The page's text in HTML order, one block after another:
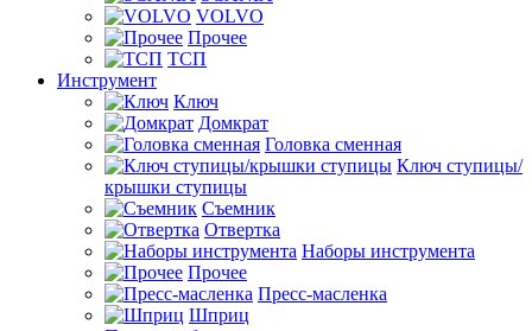
VOLVO
Прочее
ТСП
Инструмент
Ключ
Домкрат
Головка сменная
Ключ ступицы/
крышки ступицы
Съемник
Отвертка
Наборы инструмента
Прочее
Пресс-масленка
Шприц